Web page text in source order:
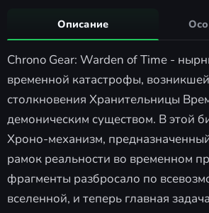
Описание
Chrono Gear: Warden of Time -
временной катастрофы,
столкновения Хранительницы
демоническим существом. В этой
Хроно-механизм,
рамок реальности во временном
фрагменты разбросало по
вселенной, и теперь главная